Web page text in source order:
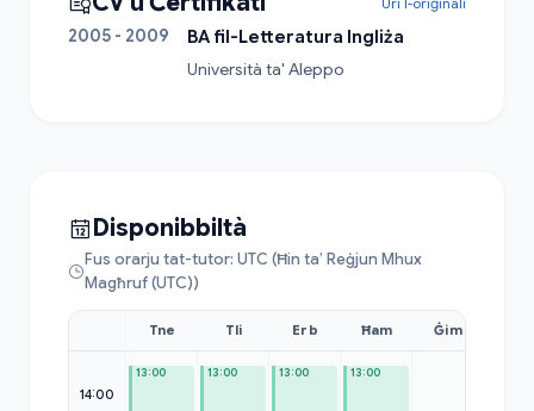
2005 - 2009
BA fil-Letteratura Ingliża
Università ta' Aleppo
Disponibbiltà
Fus orarju tat-tutor: UTC (Ħin ta’ Reġjun Mhux
Magħruf (UTC))
14:00
Tne
13:00
Tli
13:00
Erb
13:00
Ħam
13:00
Ġim